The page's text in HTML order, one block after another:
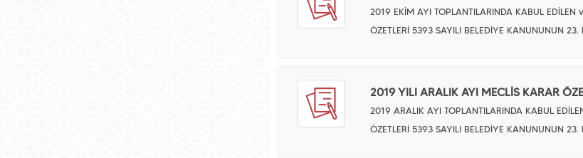
2019 EKİM AYI TOPLANTILARINDA KABUL
ÖZETLERİ 5393 SAYILI BELEDİYE KANUNUNUN
2019 YILI ARALIK AYI MECLİS KARAR
2019 ARALIK AYI TOPLANTILARINDA KABUL
ÖZETLERİ 5393 SAYILI BELEDİYE KANUNUNUN